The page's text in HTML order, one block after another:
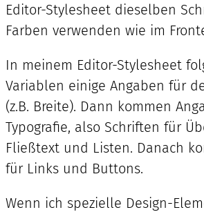
Editor-Stylesheet dieselben
Farben verwenden wie im
In meinem Editor-Stylesheet
Variablen einige Angaben für
(z.B. Breite). Dann kommen
Typografie, also Schriften für
Fließtext und Listen. Danach
für Links und Buttons.
Wenn ich spezielle Design-